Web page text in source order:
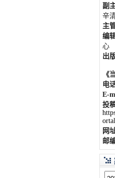
副
辛
主
编
心
出
《
电
E-
投
网
邮